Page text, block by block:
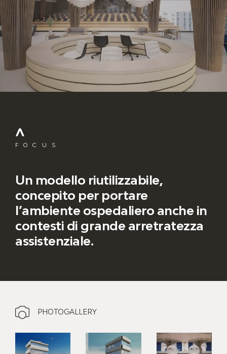
FOCUS
Un modello riutilizzabile,
concepito per portare
l’ambiente ospedaliero anche in
contesti di grande arretratezza
assistenziale.
PHOTOGALLERY